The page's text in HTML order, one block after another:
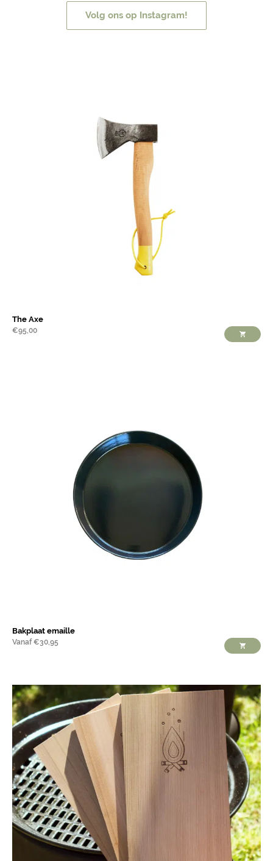
Volg ons op Instagram!
The Axe
€95,00
Bakplaat emaille
Vanaf€30,95